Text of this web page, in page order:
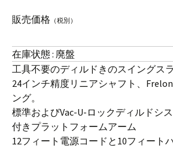
販売価格 （税別）
在庫状態 : 廃盤
工具不要のディルドきのスイングス
24インチ精度リニアシャフト、
ング。
標準およびVac-U-ロックディルドシ
付きプラットフォームアーム
12フィート電源コードと10フィート